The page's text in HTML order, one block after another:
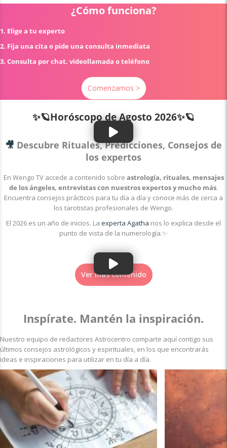
¿Cómo funciona?
1. Elige a tu experto
2. Fija una cita o pide una consulta inmediata
3. Consulta por chat, videollamada o teléfono
Comenzamos >
✨🪐Horóscopo deAgosto 2026✨🪐
🎥 Descubre Rituales, Predicciones, Consejos de
los expertos
En Wengo TV accede a contenido sobre astrología, rituales, mensajes
de los ángeles, entrevistas con nuestros expertos y mucho más.
Encuentra consejos prácticos para tu día a día y conoce más de cerca a
los tarotistas profesionales de Wengo.
El 2026 es un año de inicios. La experta Agatha nos lo explica desde el
punto de vista de la numerología.✨
Ver más contenido
Inspírate. Mantén la inspiración.
Nuestro equipo de redactores Astrocentro comparte aquí contigo sus
últimos consejos astrológicos y espirituales, en los que encontrarás
ideas e inspiraciones para utilizar en tu día a día.